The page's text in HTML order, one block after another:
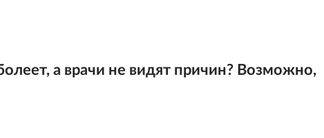
а врачи не видят причин? Возможно,